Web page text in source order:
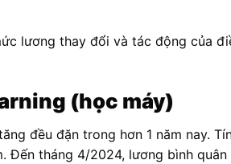
lương thay đổi và tác động của
(học máy)
đều đặn trong hơn 1 năm nay.
Đến tháng 4/2024, lương bình